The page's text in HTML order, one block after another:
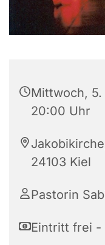
Mittwoch, 5.
20:00 Uhr
24103 Kiel
Pastorin
Eintritt frei -